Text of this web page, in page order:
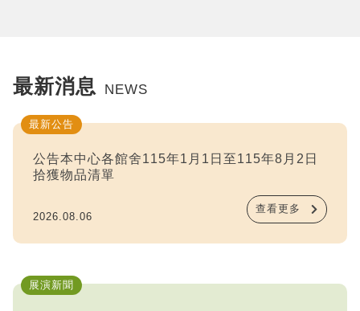
最新消息 NEWS
最新公告
2026.08.06
公告本中心各館舍115年1月1日至115年8月2日
拾獲物品清單
查看更多
展演新聞